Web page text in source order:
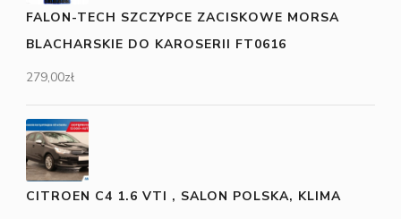
FALON-TECH SZCZYPCE ZACISKOWE MORSA
BLACHARSKIE DO KAROSERII FT0616
279,00zł
CITROEN C4 1.6 VTI , SALON POLSKA, KLIMA